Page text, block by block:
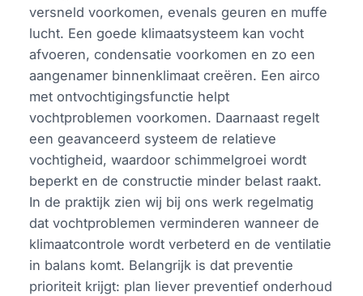
versneld voorkomen, evenals geuren en muffe
lucht. Een goede klimaatsysteem kan vocht
afvoeren, condensatie voorkomen en zo een
aangenamer binnenklimaat creëren. Een airco
met ontvochtigingsfunctie helpt
vochtproblemen voorkomen. Daarnaast regelt
een geavanceerd systeem de relatieve
vochtigheid, waardoor schimmelgroei wordt
beperkt en de constructie minder belast raakt.
In de praktijk zien wij bij ons werk regelmatig
dat vochtproblemen verminderen wanneer de
klimaatcontrole wordt verbeterd en de ventilatie
in balans komt. Belangrijk is dat preventie
prioriteit krijgt: plan liever preventief onderhoud